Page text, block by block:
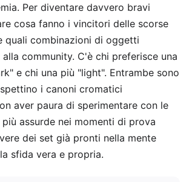
Per diventare davvero bravi
cosa fanno i vincitori delle scorse
quali combinazioni di oggetti
community. C'è chi preferisce una
e chi una più "light". Entrambe sono
i canoni cromatici
aver paura di sperimentare con le
assurde nei momenti di prova
dei set già pronti nella mente
sfida vera e propria.